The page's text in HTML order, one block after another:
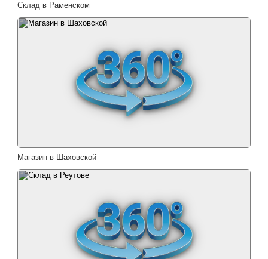
Склад в Раменском
Магазин в Шаховской